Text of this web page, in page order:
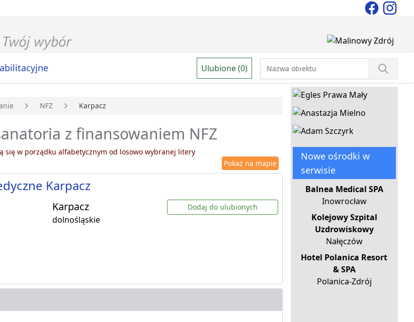
Ulubione (0)
NFZ Karpacz
z finansowaniem NFZ
się w porządku alfabetycznym od losowo wybranej litery
Pokaż na mapie
Karpacz
Karpacz
dolnośląskie
Dodaj do ulubionych
Nowe ośrodki w
serwisie
Balnea Medical SPA
Inowrocław
Kolejowy Szpital
Uzdrowiskowy
Nałęczów
Hotel Polanica Resort
& SPA
Polanica-Zdrój